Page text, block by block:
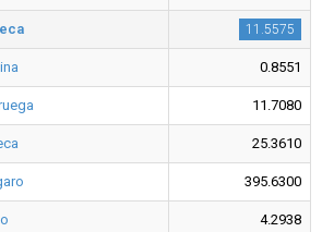
11.5575
0.8551
11.7080
25.3610
395.6300
4.2938